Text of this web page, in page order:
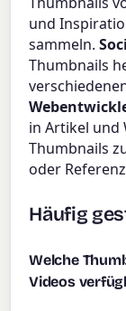
und
sammeln.
Thumbnails
in Artikel und
Thumbnails
oder
Häufig
Welche
Videos